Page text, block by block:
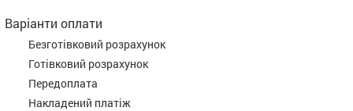
Варіанти оплати
Безготівковий розрахунок
Готівковий розрахунок
Передоплата
Накладений платіж